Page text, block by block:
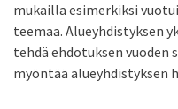
mukailla esimerkiksi
teemaa. Alueyhdistyksen
tehdä ehdotuksen vuoden
myöntää alueyhdistyksen